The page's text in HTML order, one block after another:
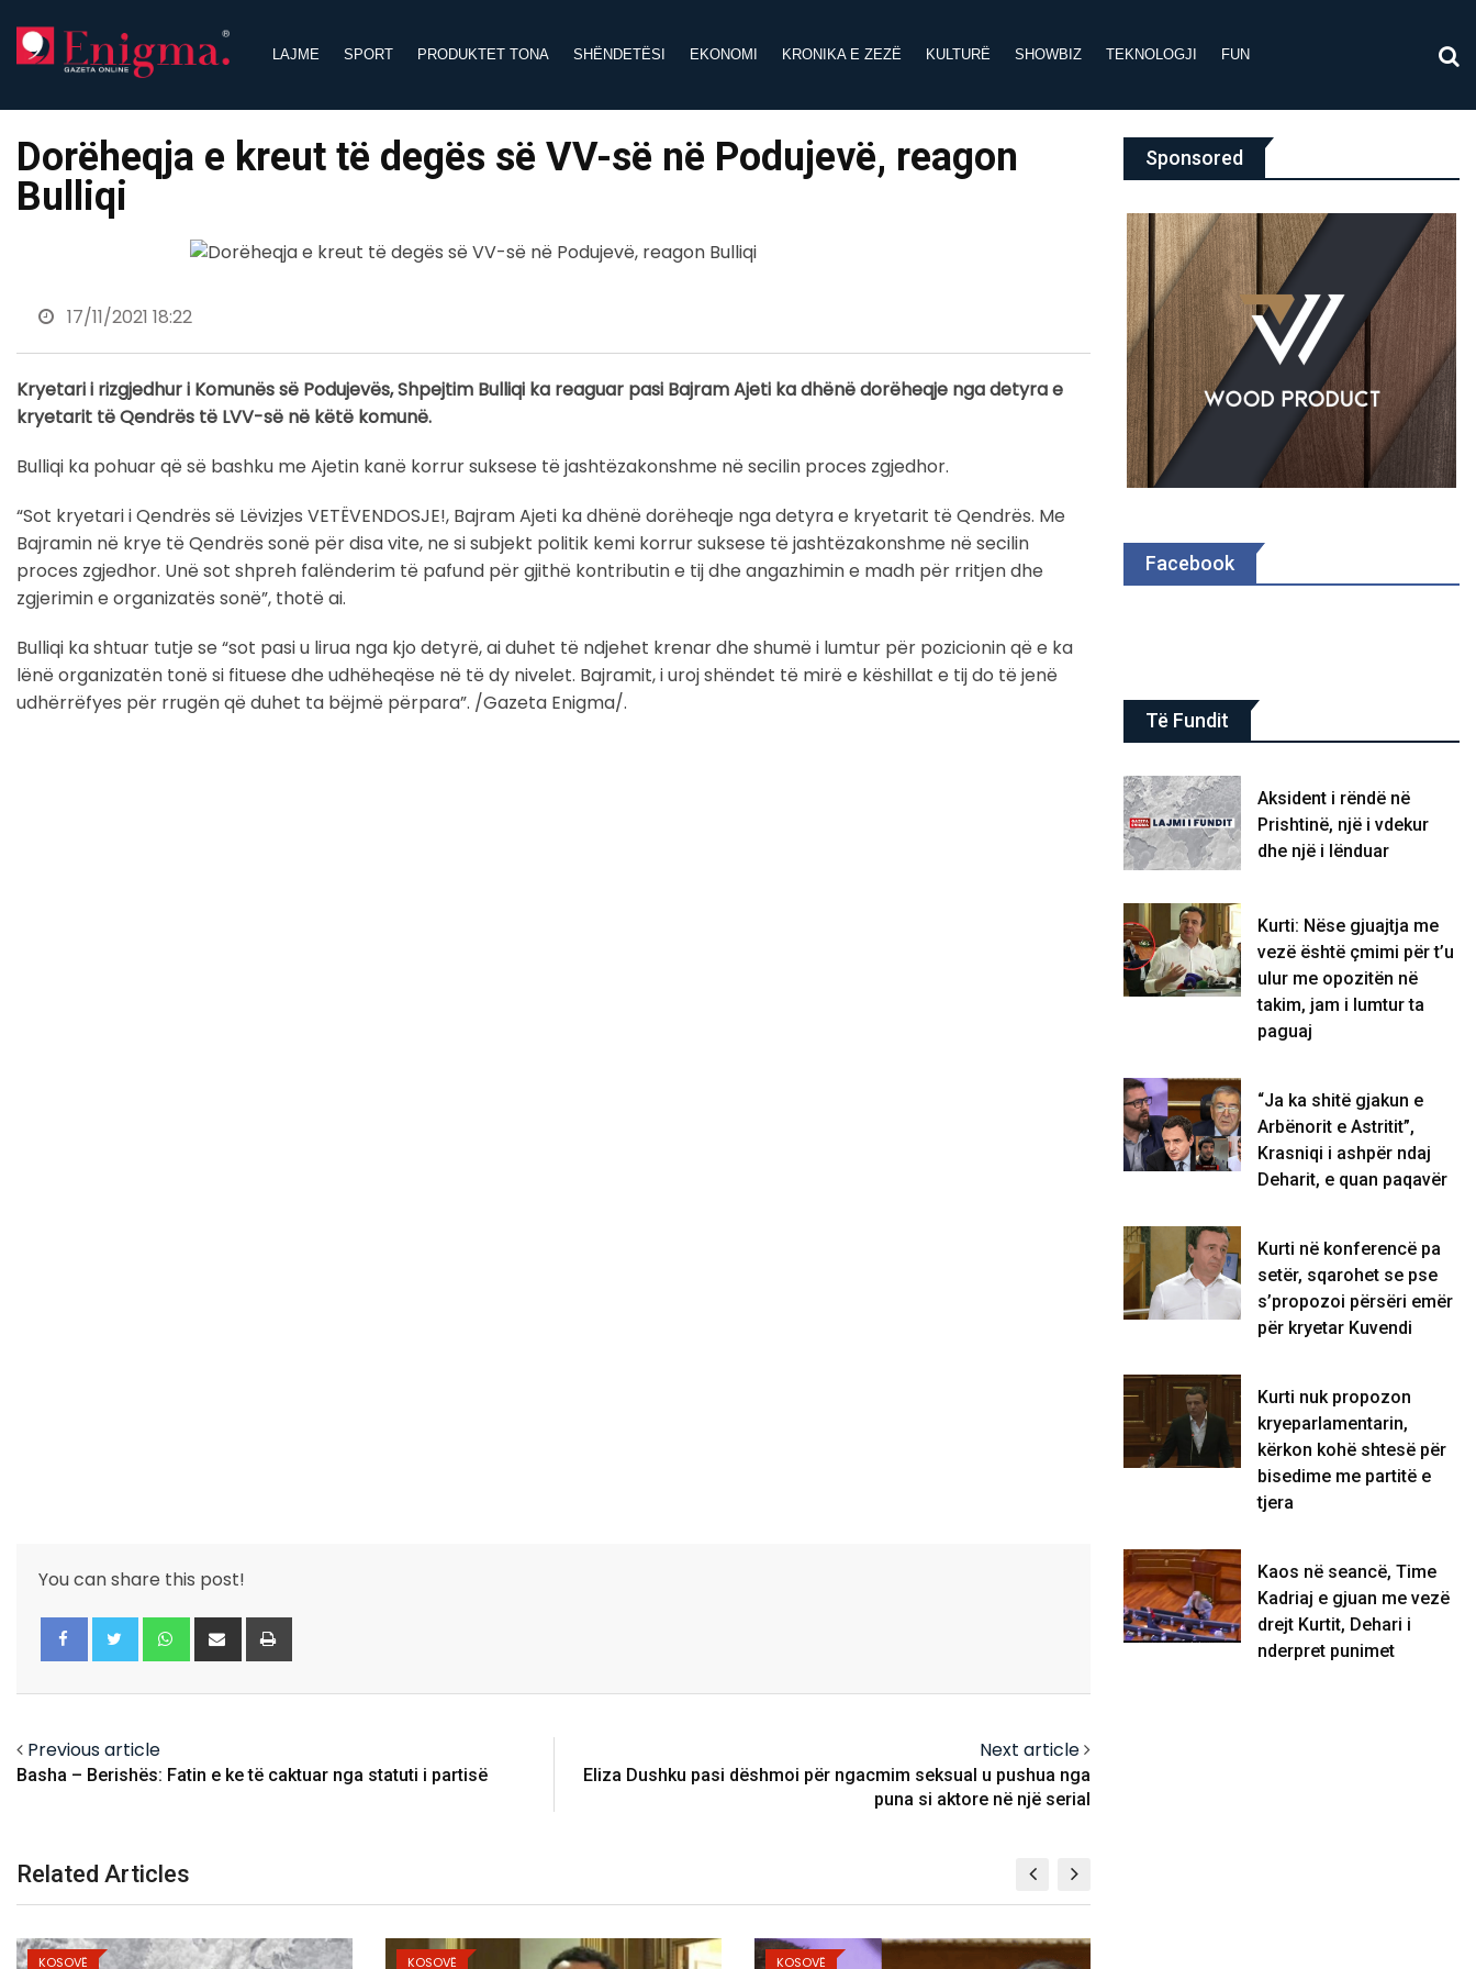
content
LAJME SPORT PRODUKTET TONA SHËNDETËSI EKONOMI KRONIKA E ZEZË KULTURË SHOWBIZ TEKNOLOGJI FUN
Dorëheqja e kreut të degës së VV-së në Podujevë, reagon
Bulliqi
17/11/2021 18:22
Kryetari i rizgjedhur i Komunës së Podujevës, Shpejtim Bulliqi ka reaguar pasi Bajram Ajeti ka dhënë dorëheqje nga detyra e
kryetarit të Qendrës të LVV-së në këtë komunë.
Bulliqi ka pohuar që së bashku me Ajetin kanë korrur suksese të jashtëzakonshme në secilin proces zgjedhor.
“Sot kryetari i Qendrës së Lëvizjes VETËVENDOSJE!, Bajram Ajeti ka dhënë dorëheqje nga detyra e kryetarit të Qendrës. Me
Bajramin në krye të Qendrës sonë për disa vite, ne si subjekt politik kemi korrur suksese të jashtëzakonshme në secilin
proces zgjedhor. Unë sot shpreh falënderim të pafund për gjithë kontributin e tij dhe angazhimin e madh për rritjen dhe
zgjerimin e organizatës sonë”, thotë ai.
Bulliqi ka shtuar tutje se “sot pasi u lirua nga kjo detyrë, ai duhet të ndjehet krenar dhe shumë i lumtur për pozicionin që e ka
lënë organizatën tonë si fituese dhe udhëheqëse në të dy nivelet. Bajramit, i uroj shëndet të mirë e këshillat e tij do të jenë
udhërrëfyes për rrugën që duhet ta bëjmë përpara”. /Gazeta Enigma/.
You can share this post!
Whatsapp
Share
via
Previous article
Basha – Berishës: Fatin e ke të caktuar nga statuti i partisë
Next article
Eliza Dushku pasi dëshmoi për ngacmim seksual u pushua nga
puna si aktore në një serial
Related Articles
KOSOVË KOSOVË KOSOVË
Sponsored
Facebook
Të Fundit
Aksident i rëndë në
Prishtinë, një i vdekur
dhe një i lënduar
Kurti: Nëse gjuajtja me
vezë është çmimi për t’u
ulur me opozitën në
takim, jam i lumtur ta
paguaj
“Ja ka shitë gjakun e
Arbënorit e Astritit”,
Krasniqi i ashpër ndaj
Deharit, e quan paqavër
Kurti në konferencë pa
setër, sqarohet se pse
s’propozoi përsëri emër
për kryetar Kuvendi
Kurti nuk propozon
kryeparlamentarin,
kërkon kohë shtesë për
bisedime me partitë e
tjera
Kaos në seancë, Time
Kadriaj e gjuan me vezë
drejt Kurtit, Dehari i
nderpret punimet